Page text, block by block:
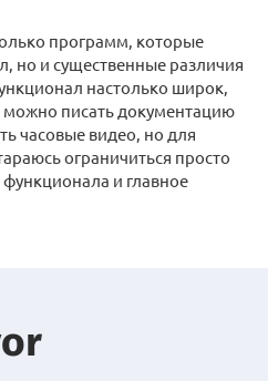
программ, которые
но и существенные различия
настолько широк,
писать документацию
часовые видео, но для
ограничиться просто
и главное